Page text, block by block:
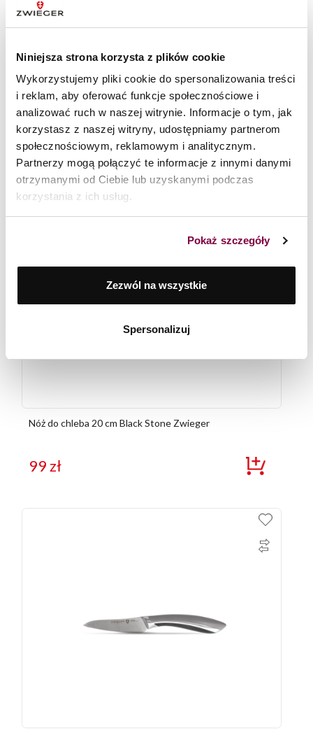
Niniejsza strona korzysta z plików cookie
Wykorzystujemy pliki cookie do spersonalizowania treści
i reklam, aby oferować funkcje społecznościowe i
analizować ruch w naszej witrynie. Informacje o tym, jak
korzystasz z naszej witryny, udostępniamy partnerom
społecznościowym, reklamowym i analitycznym.
Partnerzy mogą połączyć te informacje z innymi danymi
otrzymanymi od Ciebie lub uzyskanymi podczas
korzystania z ich usług.
Pokaż szczegóły
Zezwól na wszystkie
Spersonalizuj
Nóż uniwersalny 12,5 cm Black Stone Zwieger
89zł
Nóż do chleba 20 cm Black Stone Zwieger
99zł